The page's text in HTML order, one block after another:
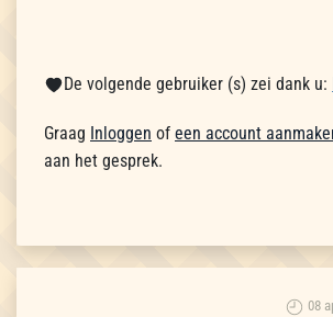
De volgende gebruiker (s) zei dank u:
Graag Inloggen of een account
aan het gesprek.
08